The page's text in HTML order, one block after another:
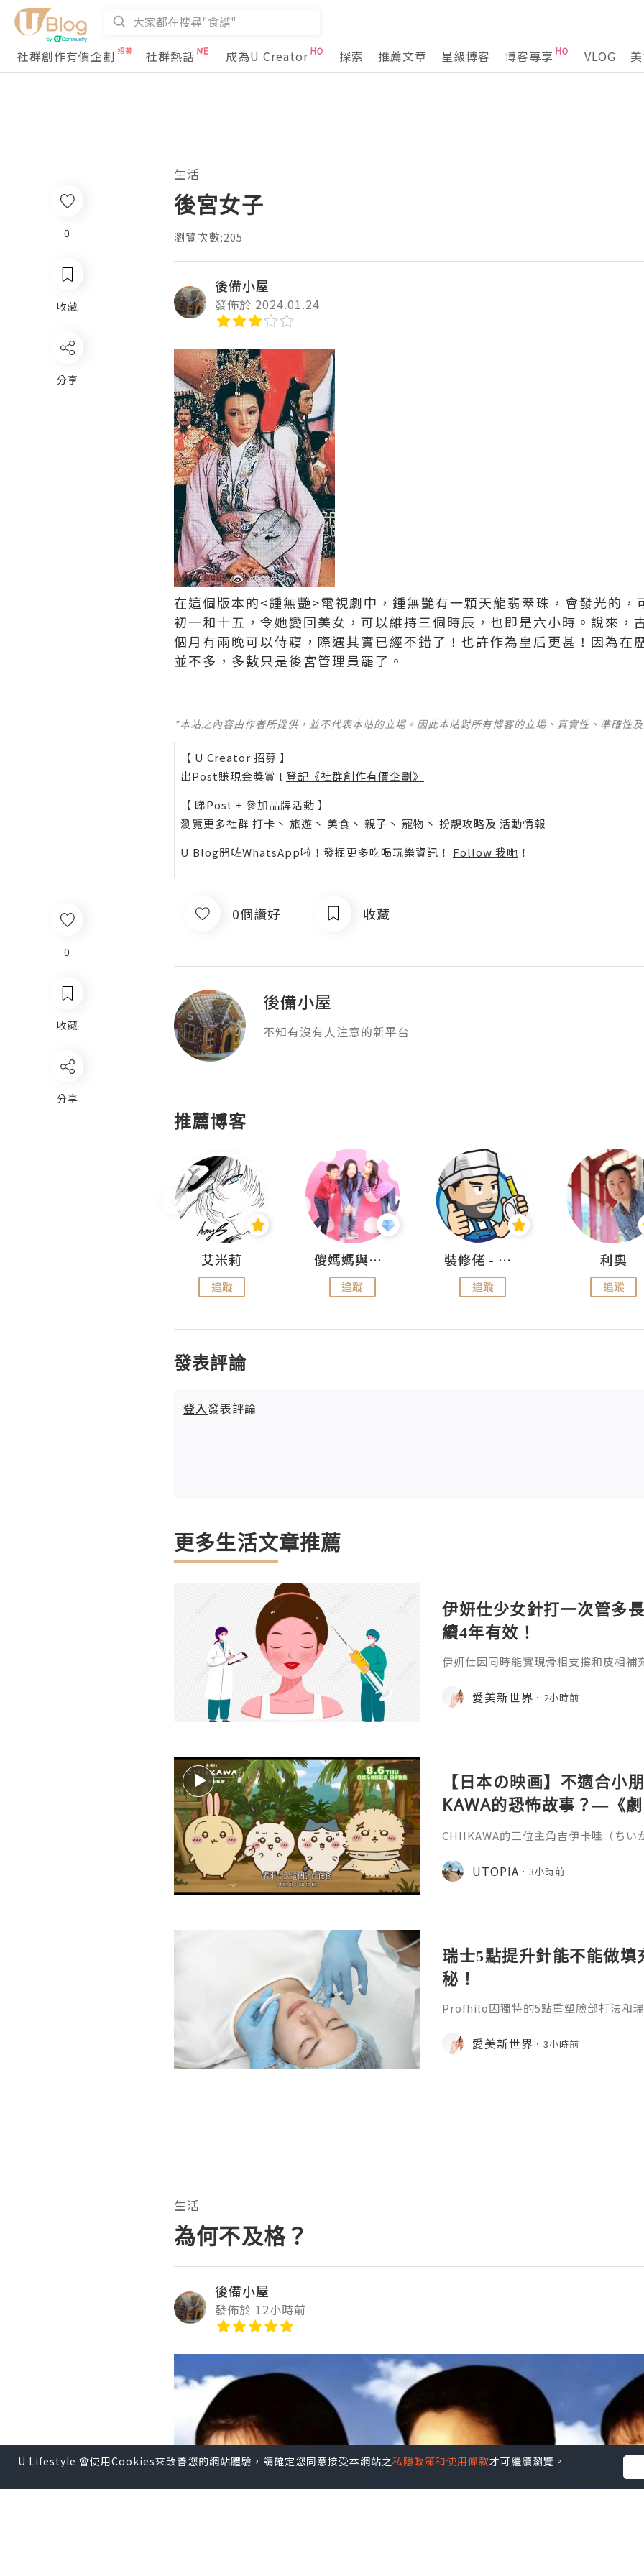
社群創作有價企劃
社群熱話 成為U Creator 探索 推薦文章 星級博客 博客專享 VLOG
0
收藏
分享
生活
後宮女子
瀏覽次數:205
後備小屋
發佈於 2024.01.24
在這個版本的<鍾無艷>電視劇中，鍾無艷有一顆天龍翡翠珠，會發光的，
初一和十五，令她變回美女，可以維持三個時辰，也即是六小時。說來，
個月有兩晚可以侍寢，際遇其實已經不錯了！也許作為皇后更甚！因為在
並不多，多數只是後宮管理員罷了。
*本站之內容由作者所提供，並不代表本站的立場。因此本站對所有博客的立場、真實性、準確性
【 U Creator 招募 】
出Post賺現金獎賞 l 登記《社群創作有價企劃》
【 睇Post + 參加品牌活動 】
瀏覽更多社群 打卡 丶 旅遊 丶 美食 丶 親子 丶 寵物 丶 扮靚攻略及 活動情報
U Blog開咗WhatsApp啦！發掘更多吃喝玩樂資訊！ Follow 我哋 ！
0個讚好 收藏
後備小屋
不知有沒有人注意的新平台
推薦博客
艾米莉
追蹤
儍媽媽與兩隻小魔怪之家
追蹤
裝修佬 - 香港一站式網上裝修平台
追蹤
利奧
追蹤
發表評論
登入發表評論
更多生活文章推薦
伊妍仕少女針打一次管多
續4年有效！
伊妍仕因同時能實現骨相支撐和皮相補
非永久，伊妍仕少女針打一次管多長
分邏輯和不同劑型的差異說起。1.區
愛美新世界 2小時前
【日本の映画】不適合小
KAWA的恐怖故事？—《
魚島的秘密》
CHIIKAWA的三位主角吉伊卡哇（ちい
關？《劇場版 CHIIKAWA 人魚島的秘
島のひみつ）講述兔兔在草地上休息的
UTOPIA 3小時前
瑞士5點提升針能不能做
秘！
Profhilo因獨特的5點重塑臉部打法和
麼？它有什麼效果？瑞士5點提升針有
位就能得到清晰的答案。1.生物重塑
愛美新世界 3小時前
0
收藏
分享
生活
為何不及格？
後備小屋
發佈於 12小時前
U Lifestyle 會使用Cookies來改善您的網站體驗，請確定您同意接受本網站之私隱政策和使用條款才可繼續瀏覽。